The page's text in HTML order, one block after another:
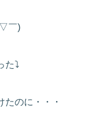
▽￣)
た⤵
たのに・・・